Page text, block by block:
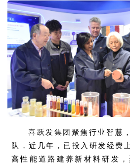
喜跃发集团聚焦行业智慧
队，近几年，已投入研发经费
高性能道路建养新材料研发